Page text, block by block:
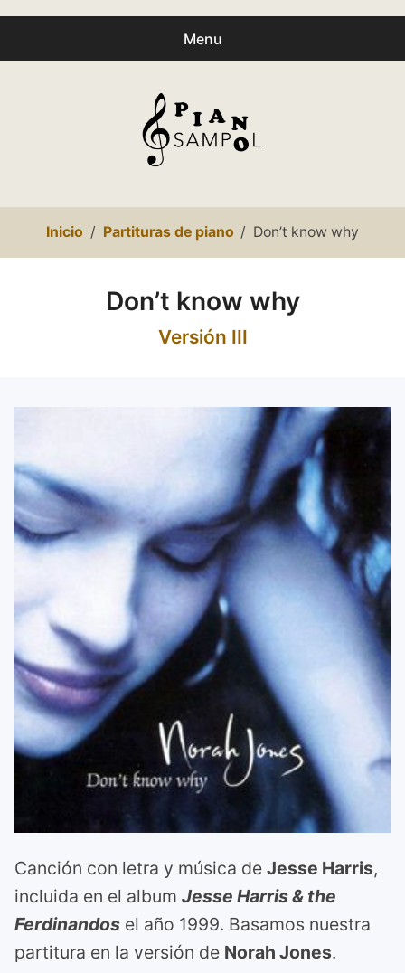
Menu
0,00€
menu
Contacto
Mi cuenta
Youtube
Inicio Partituras de piano Don’t know why
Don’t know why
Versión III
Canción con letra y música de Jesse Harris,
incluida en el album Jesse Harris & the
Ferdinandos el año 1999. Basamos nuestra
partitura en la versión de Norah Jones.